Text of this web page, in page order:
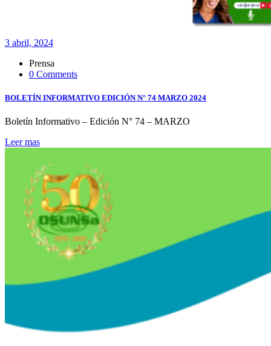
3 abril, 2024
Prensa
0 Comments
BOLETÍN INFORMATIVO EDICIÓN N° 74 MARZO 2024
Boletín Informativo – Edición N° 74 – MARZO
Leer mas